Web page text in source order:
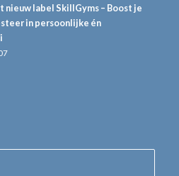
nieuw label SkillGyms – Boost je
in persoonlijke én